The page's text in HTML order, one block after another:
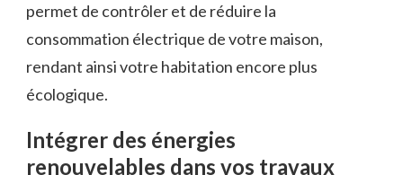
permet de contrôler et de réduire la
consommation électrique de votre maison,
rendant ainsi votre habitation encore plus
écologique.
Intégrer des énergies
renouvelables dans vos travaux